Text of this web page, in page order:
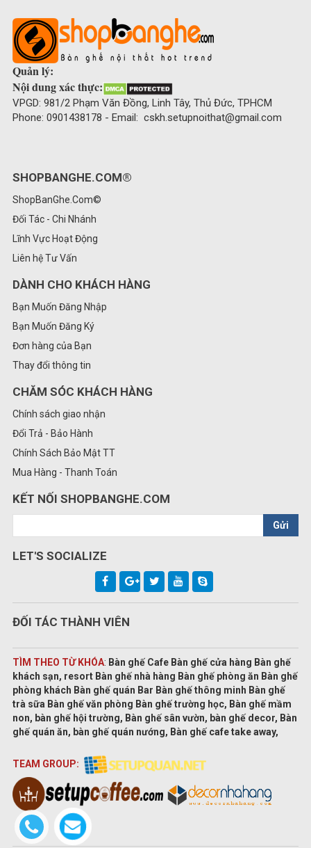
Quản lý:
Nội dung xác thực:
VPGD: 981/2 Phạm Văn Đồng, Linh Tây, Thủ Đức, TPHCM
Phone: 0901438178 - Email: cskh.setupnoithat@gmail.com
SHOPBANGHE.COM®
ShopBanGhe.Com©
Đối Tác - Chi Nhánh
Lĩnh Vực Hoạt Động
Liên hệ Tư Vấn
DÀNH CHO KHÁCH HÀNG
Bạn Muốn Đăng Nhập
Bạn Muốn Đăng Ký
Đơn hàng của Bạn
Thay đổi thông tin
CHĂM SÓC KHÁCH HÀNG
Chính sách giao nhận
Đổi Trả - Bảo Hành
Chính Sách Bảo Mật TT
Mua Hàng - Thanh Toán
KẾT NỐI SHOPBANGHE.COM
Gửi
LET'S SOCIALIZE
ĐỐI TÁC THÀNH VIÊN
TÌM THEO TỪ KHÓA: Bàn ghế Cafe Bàn ghế cửa hàng Bàn ghế
khách sạn, resort Bàn ghế nhà hàng Bàn ghế phòng ăn Bàn ghế
phòng khách Bàn ghế quán Bar Bàn ghế thông minh Bàn ghế
trà sữa Bàn ghế văn phòng Bàn ghế trường học, Bàn ghế mầm
non, bàn ghế hội trường, Bàn ghế sân vườn, bàn ghế decor, Bàn
ghế quán ăn, bàn ghế quán nướng, Bàn ghế cafe take away,
TEAM GROUP: